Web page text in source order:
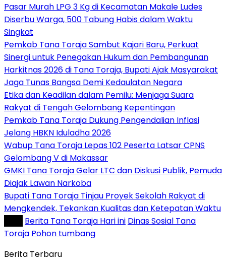
Pasar Murah LPG 3 Kg di Kecamatan Makale Ludes
Diserbu Warga, 500 Tabung Habis dalam Waktu
Singkat
Pemkab Tana Toraja Sambut Kajari Baru, Perkuat
Sinergi untuk Penegakan Hukum dan Pembangunan
Harkitnas 2026 di Tana Toraja, Bupati Ajak Masyarakat
Jaga Tunas Bangsa Demi Kedaulatan Negara
Etika dan Keadilan dalam Pemilu: Menjaga Suara
Rakyat di Tengah Gelombang Kepentingan
Pemkab Tana Toraja Dukung Pengendalian Inflasi
Jelang HBKN Iduladha 2026
Wabup Tana Toraja Lepas 102 Peserta Latsar CPNS
Gelombang V di Makassar
GMKI Tana Toraja Gelar LTC dan Diskusi Publik, Pemuda
Diajak Lawan Narkoba
Bupati Tana Toraja Tinjau Proyek Sekolah Rakyat di
Mengkendek, Tekankan Kualitas dan Ketepatan Waktu
Berita Tana Toraja Hari ini Dinas Sosial Tana
Toraja Pohon tumbang
Berita Terbaru